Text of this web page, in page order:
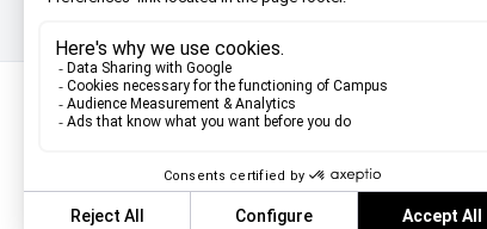
Vous ne trouvez
Discutez avec nous ou